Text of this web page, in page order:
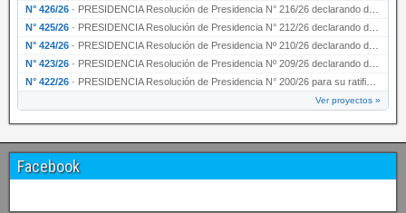
N° 426/26 · PRESIDENCIA Resolución de Presidencia N° 216/26 declarando de interés provincial la labor …
N° 425/26 · PRESIDENCIA Resolución de Presidencia N° 212/26 declarando de interés provincial el “50° A…
N° 424/26 · PRESIDENCIA Resolución de Presidencia Nº 210/26 declarando de interés provincial el proyec…
N° 423/26 · PRESIDENCIA Resolución de Presidencia Nº 209/26 declarando de interés provincial la presen…
N° 422/26 · PRESIDENCIA Resolución de Presidencia N° 200/26 para su ratificación.
Ver proyectos »
Facebook